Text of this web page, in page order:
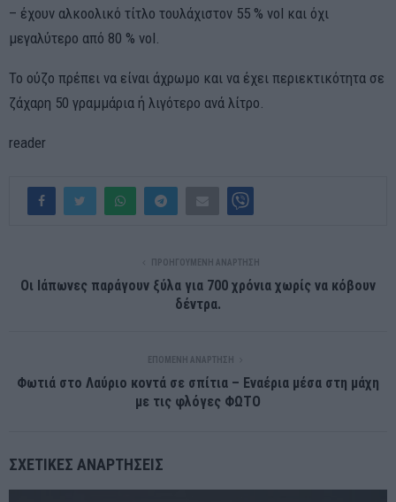
– έχουν αλκοολικό τίτλο τουλάχιστον 55 % vol και όχι
μεγαλύτερο από 80 % vol.
Το ούζο πρέπει να είναι άχρωμο και να έχει περιεκτικότητα σε
ζάχαρη 50 γραμμάρια ή λιγότερο ανά λίτρο.
reader
ΠΡΟΗΓΟΎΜΕΝΗ ΑΝΆΡΤΗΣΗ
Οι Ιάπωνες παράγουν ξύλα για 700 χρόνια χωρίς να κόβουν
δέντρα.
ΕΠΌΜΕΝΗ ΑΝΆΡΤΗΣΗ
Φωτιά στο Λαύριο κοντά σε σπίτια – Εναέρια μέσα στη μάχη
με τις φλόγες ΦΩΤΟ
ΣΧΕΤΙΚΈΣ ΑΝΑΡΤΉΣΕΙΣ